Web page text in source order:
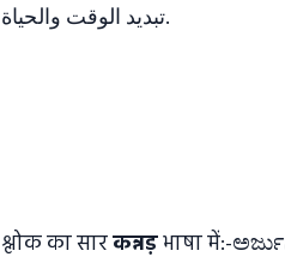
تبديد الوقت والحياة.
श्लोक का सारकन्नड़भाषा में:-